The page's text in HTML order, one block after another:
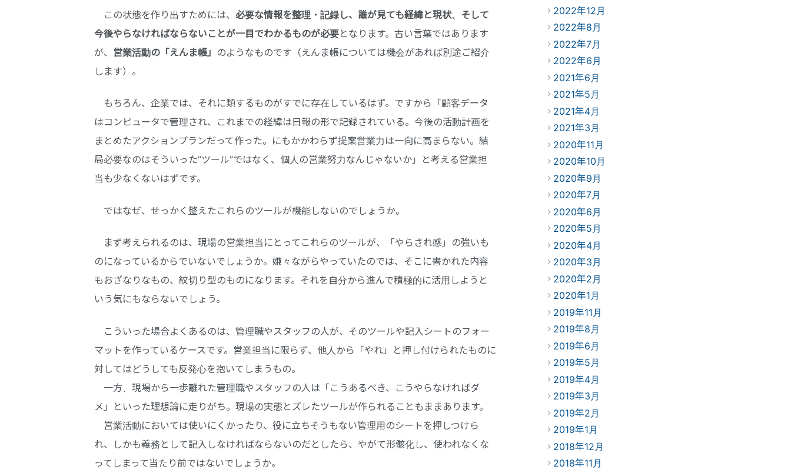
この状態を作り出すためには、 必要な情報を整理・記録し、誰が見ても経緯と現状、そして
今後やらなければならないことが一目でわかるものが必要となります。古い言葉ではあります
が、
営業活動の「えんま帳」 のようなものです（えんま帳については機会があれば別途ご紹介
します）。
もちろん、企業では、それに類するものがすでに存在しているはず。ですから「顧客データ
はコンピュータで管理され、これまでの経緯は日報の形で記録されている。今後の活動計画を
まとめたアクションプランだって作った。にもかかわらず提案営業力は一向に高まらない。結
局必要なのはそういった“ツール”ではなく、個人の営業努力なんじゃないか」と考える営業担
当も少なくないはずです。
ではなぜ、せっかく整えたこれらのツールが機能しないのでしょうか。
まず考えられるのは、現場の営業担当にとってこれらのツールが、「やらされ感」の強いも
のになっているからでいないでしょうか。嫌々ながらやっていたのでは、そこに書かれた内容
もおざなりなもの、紋切り型のものになります。それを自分から進んで積極的に活用しようと
いう気にもならないでしょう。
こういった場合よくあるのは、管理職やスタッフの人が、そのツールや記入シートのフォー
マットを作っているケースです。営業担当に限らず、他人から「やれ」と押し付けられたものに
対してはどうしても反発心を抱いてしまうもの。
一方、現場から一歩離れた管理職やスタッフの人は「こうあるべき、こうやらなければダ
メ」といった理想論に走りがち。現場の実態とズレたツールが作られることもままあります。
営業活動においては使いにくかったり、役に立ちそうもない管理用のシートを押しつけら
れ、しかも義務として記入しなければならないのだとしたら、やがて形骸化し、使われなくな
ってしまって当たり前ではないでしょうか。
2022年12月
2022年8月
2022年7月
2022年6月
2021年6月
2021年5月
2021年4月
2021年3月
2020年11月
2020年10月
2020年9月
2020年7月
2020年6月
2020年5月
2020年4月
2020年3月
2020年2月
2020年1月
2019年11月
2019年8月
2019年6月
2019年5月
2019年4月
2019年3月
2019年2月
2019年1月
2018年12月
2018年11月